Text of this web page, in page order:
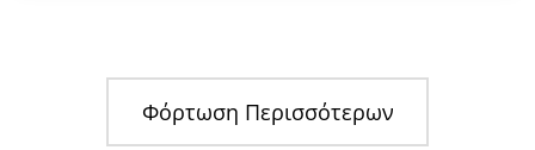
Φόρτωση Περισσότερων